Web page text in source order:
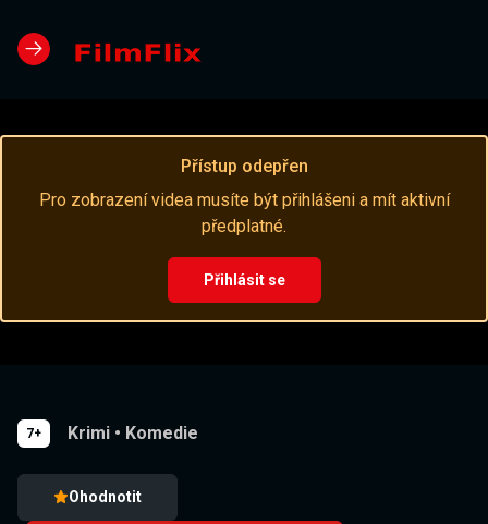
Přístup odepřen
Pro zobrazení videa musíte být přihlášeni a mít aktivní
předplatné.
Přihlásit se
7+ Krimi • Komedie
Ohodnotit